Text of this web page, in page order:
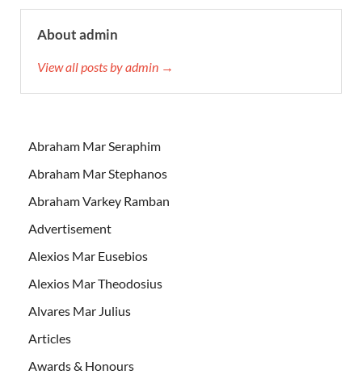
About admin
View all posts by admin →
Abraham Mar Seraphim
Abraham Mar Stephanos
Abraham Varkey Ramban
Advertisement
Alexios Mar Eusebios
Alexios Mar Theodosius
Alvares Mar Julius
Articles
Awards & Honours